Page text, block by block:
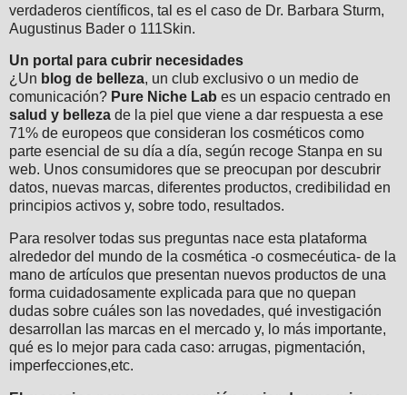
verdaderos científicos, tal es el caso de Dr. Barbara Sturm,
Augustinus Bader o 111Skin.
Un portal para cubrir necesidades
¿Un blog de belleza, un club exclusivo o un medio de
comunicación? Pure Niche Lab es un espacio centrado en
salud y belleza de la piel que viene a dar respuesta a ese
71% de europeos que consideran los cosméticos como
parte esencial de su día a día, según recoge Stanpa en su
web. Unos consumidores que se preocupan por descubrir
datos, nuevas marcas, diferentes productos, credibilidad en
principios activos y, sobre todo, resultados.
Para resolver todas sus preguntas nace esta plataforma
alrededor del mundo de la cosmética -o cosmecéutica- de la
mano de artículos que presentan nuevos productos de una
forma cuidadosamente explicada para que no quepan
dudas sobre cuáles son las novedades, qué investigación
desarrollan las marcas en el mercado y, lo más importante,
qué es lo mejor para cada caso: arrugas, pigmentación,
imperfecciones,etc.